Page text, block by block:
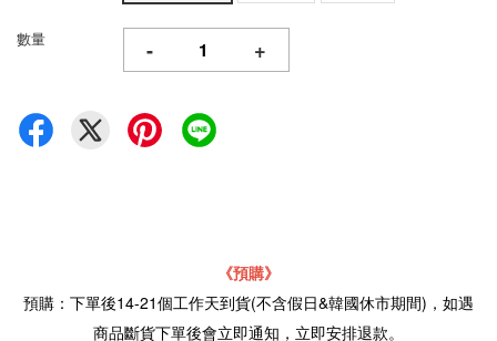
數量 - +
《預購》
預購：下單後14-21個工作天到貨(不含假日&韓國休市期間)，如遇
商品斷貨下單後會立即通知，立即安排退款。